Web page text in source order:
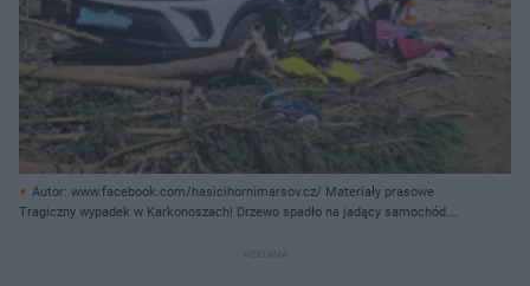
Autor: www.facebook.com/hasicihornimarsov.cz/ Materiały prasowe
Tragiczny wypadek w Karkonoszach! Drzewo spadło na jadący samochód.